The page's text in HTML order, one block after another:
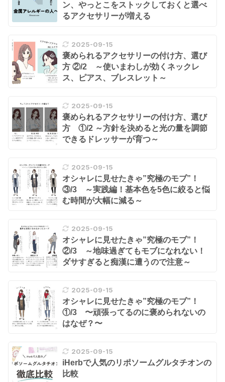
ン、やっとこをストックしておくと選べ
るアクセサリーが増える
2025-09-15
褒められるアクセサリーの付け方、選び
方 ②/2 ～使いまわしが効くネックレ
ス、ピアス、ブレスレット～
2025-09-15
褒められるアクセサリーの付け方、選び
方 ①/2 ～方針を決めると光の量を調節
できるドレッサーが育つ～
2025-09-15
オシャレに見せたきゃ”究極のモブ”！
③/3 ～実践編！基本色を5色に絞ると悩
む時間が大幅に減る～
2025-09-15
オシャレに見せたきゃ”究極のモブ”！
②/3 ～地味過ぎてもモブになれない！
ダサすぎると痴漢に遭うので注意～
2025-09-15
オシャレに見せたきゃ”究極のモブ”！
①/3 〜頑張ってるのに褒められないの
はなぜ？〜
2025-09-15
iHerbで人気のリポソームグルタチオンの
比較